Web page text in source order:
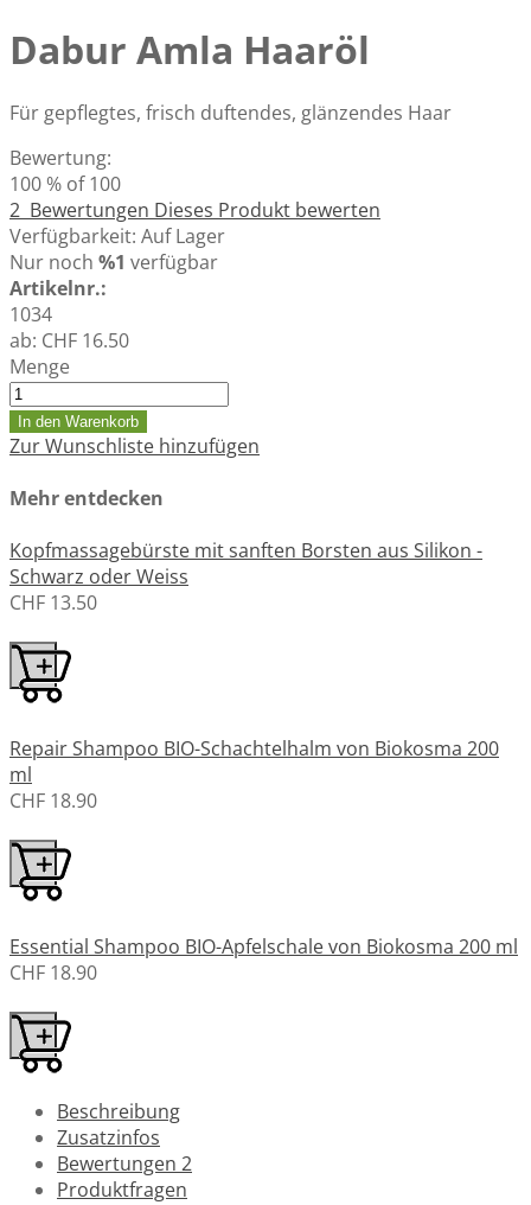
Dabur Amla Haaröl
Für gepflegtes, frisch duftendes, glänzendes Haar
Bewertung:
100% of100
2 Bewertungen Dieses Produkt bewerten
Verfügbarkeit: Auf Lager
Nur noch %1 verfügbar
Artikelnr.:
1034
ab: CHF 16.50
Menge
In den Warenkorb
Zur Wunschliste hinzufügen
Mehr entdecken
Kopfmassagebürste mit sanften Borsten aus Silikon -
Schwarz oder Weiss
CHF 13.50
Repair Shampoo BIO-Schachtelhalm von Biokosma 200
ml
CHF 18.90
Essential Shampoo BIO-Apfelschale von Biokosma 200 ml
CHF 18.90
Beschreibung
Zusatzinfos
Bewertungen 2
Produktfragen